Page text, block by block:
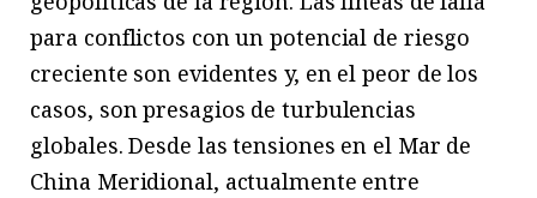
para conflictos con un potencial de riesgo
creciente son evidentes y, en el peor de los
casos, son presagios de turbulencias
globales. Desde las tensiones en el Mar de
China Meridional, actualmente entre